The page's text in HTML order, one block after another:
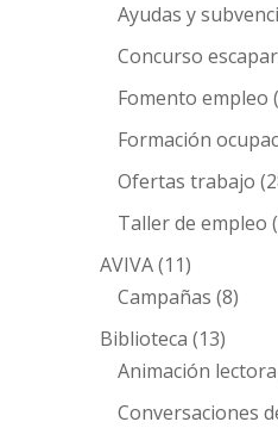
Ayudas y
Concurso
Fomento empleo
Formación
Ofertas trabajo
Taller de empleo
AVIVA(11)
Campañas (8)
Biblioteca (13)
Animación lectora
Conversaciones